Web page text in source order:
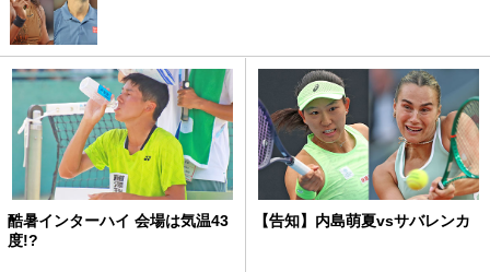
酷暑インターハイ 会場は気温43
度!?
【告知】内島萌夏vsサバレンカ